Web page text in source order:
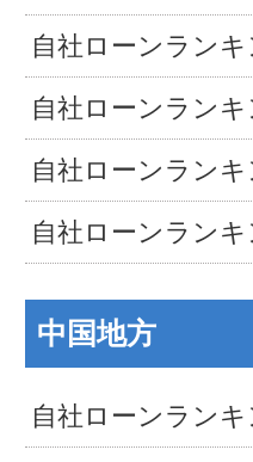
自社ローンランキ
自社ローンランキ
自社ローンランキ
自社ローンランキ
中国地方
自社ローンランキ